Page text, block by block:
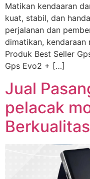
Matikan kendaaran
kuat, stabil, dan
perjalanan dan
dimatikan, kendaraan
Produk Best Seller
Gps Evo2 + […]
Jual
pelacak